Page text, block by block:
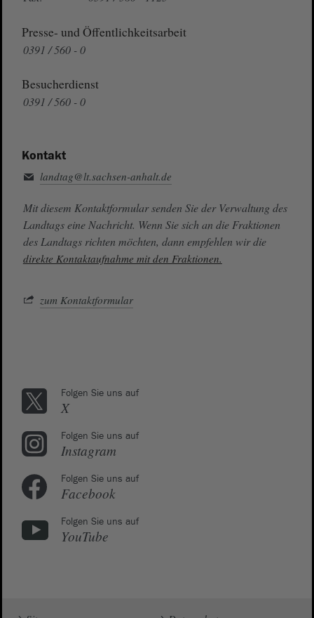
Presse- und Öffentlichkeitsarbeit
0391 / 560 - 0
Besucherdienst
0391 / 560 - 0
Kontakt
landtag@lt.sachsen-anhalt.de
Mit diesem Kontaktformular senden Sie der Verwaltung des
Landtags eine Nachricht. Wenn Sie sich an die Fraktionen
des Landtags richten möchten, dann empfehlen wir die
direkte Kontaktaufnahme mit den Fraktionen.
zum Kontaktformular
Folgen Sie uns auf
X
Folgen Sie uns auf
Instagram
Folgen Sie uns auf
Facebook
Folgen Sie uns auf
YouTube